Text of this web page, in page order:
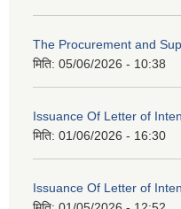
The Procurement and
मिति: 05/06/2026 - 10:38
Issuance Of Letter of
मिति: 01/06/2026 - 16:30
Issuance Of Letter of